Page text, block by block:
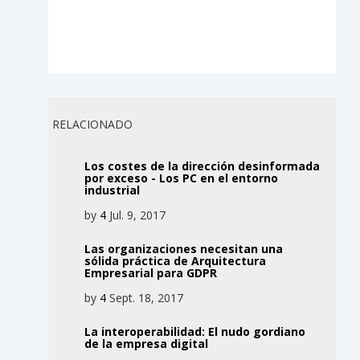
RELACIONADO
Los costes de la dirección desinformada
por exceso - Los PC en el entorno
industrial
by 4 Jul. 9, 2017
Las organizaciones necesitan una
sólida práctica de Arquitectura
Empresarial para GDPR
by 4 Sept. 18, 2017
La interoperabilidad: El nudo gordiano
de la empresa digital